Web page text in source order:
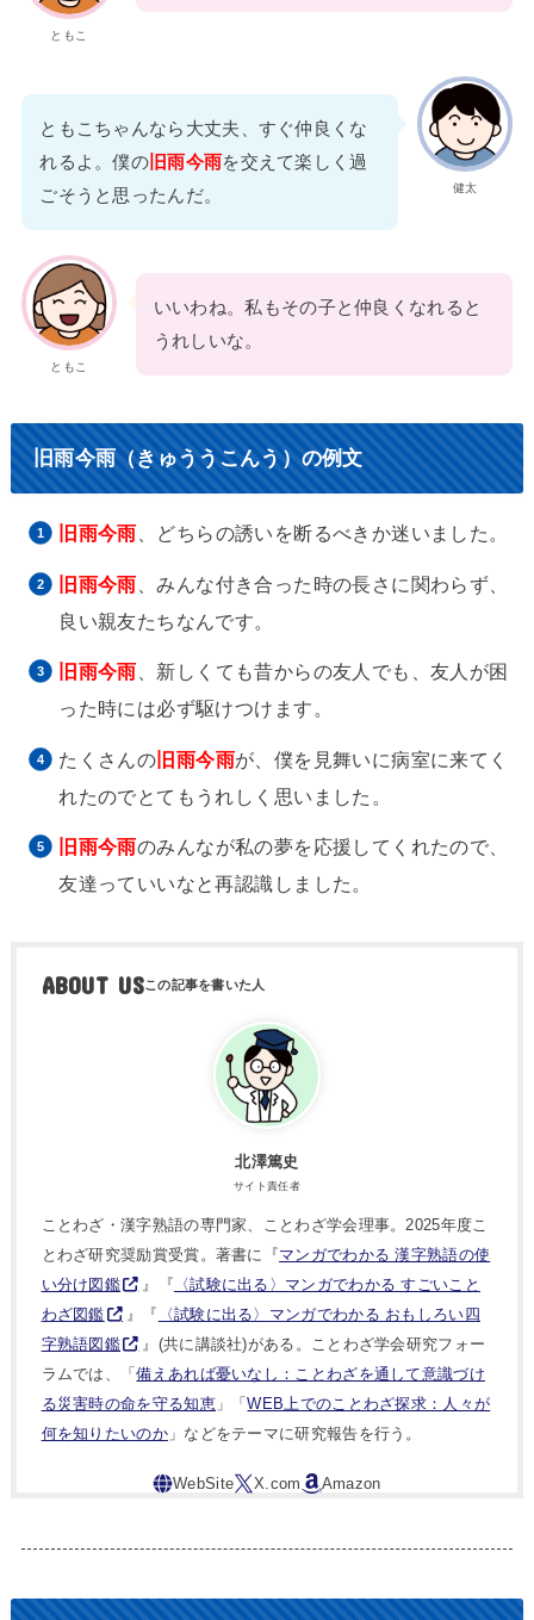
ともこ
健太
ともこちゃんなら大丈夫、すぐ仲良くな
れるよ。僕の 旧雨今雨を交えて楽しく過
ごそうと思ったんだ。
ともこ
いいわね。私もその子と仲良くなれると
うれしいな。
旧雨今雨（きゅううこんう）の例文
旧雨今雨 、どちらの誘いを断るべきか迷いました。
旧雨今雨 、みんな付き合った時の長さに関わらず、
良い親友たちなんです。
旧雨今雨 、新しくても昔からの友人でも、友人が困
った時には必ず駆けつけます。
たくさんの 旧雨今雨が、僕を見舞いに病室に来てく
れたのでとてもうれしく思いました。
旧雨今雨のみんなが私の夢を応援してくれたので、
友達っていいなと再認識しました。
ABOUT US
北澤篤史
サイト責任者
ことわざ・漢字熟語の専門家、ことわざ学会理事。2025年度こ
とわざ研究奨励賞受賞。著書に『マンガでわかる 漢字熟語の使
い分け図鑑
』『 〈試験に出る〉マンガでわかる すごいこと
わざ図鑑
』『
〈試験に出る〉マンガでわかる おもしろい四
字熟語図鑑
』(共に講談社)がある。ことわざ学会研究フォー
ラムでは、「備えあれば憂いなし：ことわざを通して意識づけ
る災害時の命を守る知恵」「WEB上でのことわざ探求：人々が
何を知りたいのか」などをテーマに研究報告を行う。